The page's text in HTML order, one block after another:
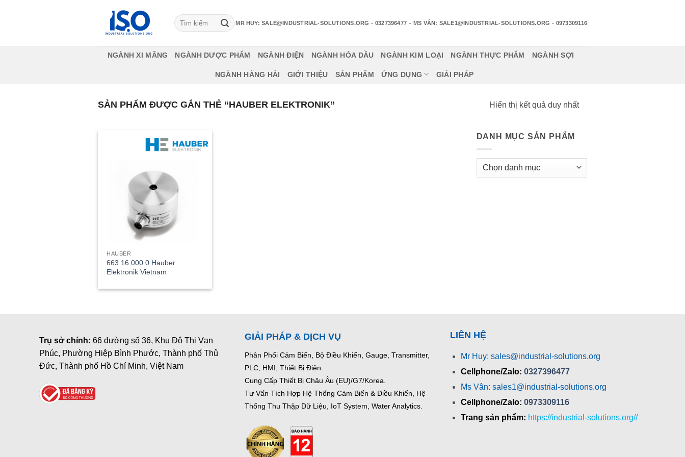
Tìm
kiếm:
MR HUY: SALE@INDUSTRIAL-SOLUTIONS.ORG - 0327396477 -MS VÂN: SALE1@INDUSTRIAL-SOLUTIONS.ORG - 0973309116
NGÀNH XI MĂNG NGÀNH DƯỢC PHẨM NGÀNH ĐIỆN NGÀNH HÓA DẦU NGÀNH KIM LOẠI NGÀNH THỰC PHẨM NGÀNH SỢI
NGÀNH HÀNG HẢI GIỚI THIỆU SẢN PHẨM ỨNG DỤNG GIẢI PHÁP
SẢN PHẨM ĐƯỢC GẮN THẺ “HAUBER ELEKTRONIK” Hiển thị kết quả duy nhất
HAUBER
663.16.000.0 Hauber
Elektronik Vietnam
DANH MỤC SẢN PHẨM
Trụ sở chính: 66 đường số 36, Khu Đô Thị Vạn
Phúc, Phường Hiệp Bình Phước, Thành phố Thủ
Đức, Thành phố Hồ Chí Minh, Việt Nam
GIẢI PHÁP & DỊCH VỤ
Phân Phối Cảm Biến, Bộ Điều Khiển, Gauge, Transmitter,
PLC, HMI, Thiết Bị Điện.
Cung Cấp Thiết Bị Châu Âu (EU)/G7/Korea.
Tư Vấn Tích Hợp Hệ Thống Cảm Biến & Điều Khiển, Hệ
Thống Thu Thập Dữ Liệu, IoT System, Water Analytics.
LIÊN HỆ
Mr Huy: sales@industrial-solutions.org
Cellphone/Zalo: 0327396477
Ms Vân: sales1@industrial-solutions.org
Cellphone/Zalo: 0973309116
Trang sản phẩm: https://industrial-solutions.org//